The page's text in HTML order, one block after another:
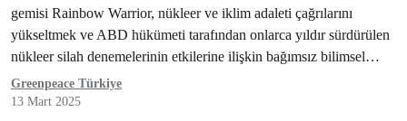
geldi
gemisi Rainbow Warrior, nükleer ve iklim adaleti çağrılarını
yükseltmek ve ABD hükümeti tarafından onlarca yıldır sürdürülen
nükleer silah denemelerinin etkilerine ilişkin bağımsız bilimsel…
Greenpeace Türkiye
13 Mart 2025